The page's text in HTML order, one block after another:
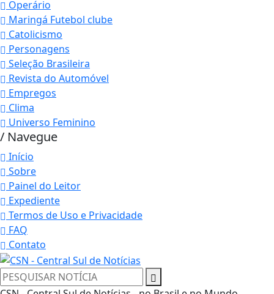
Operário
Maringá Futebol clube
Catolicismo
Personagens
Seleção Brasileira
Revista do Automóvel
Empregos
Clima
Universo Feminino
/ Navegue
Início
Sobre
Painel do Leitor
Expediente
Termos de Uso e Privacidade
FAQ
Contato